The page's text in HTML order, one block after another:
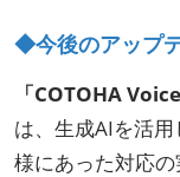
◆今後のアップ
「COTOHA
は、生成AIを活
様にあった対応